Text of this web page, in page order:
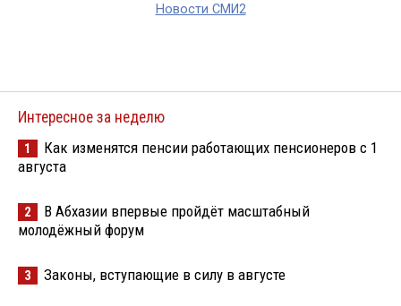
Новости СМИ2
Интересное за неделю
1
Как изменятся пенсии работающих пенсионеров с 1
августа
2
В Абхазии впервые пройдёт масштабный
молодёжный форум
3 Законы, вступающие в силу в августе